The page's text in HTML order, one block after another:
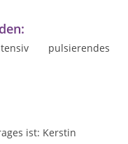
pulsierendes
ist: Kerstin